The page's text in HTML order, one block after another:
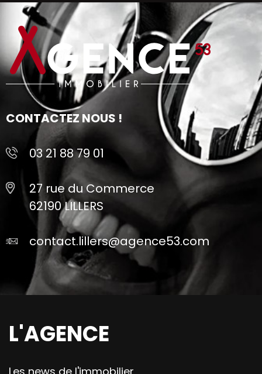
CONTACTEZ NOUS !
03 21 88 79 01
27 rue du Commerce
62190 LILLERS
contact.lillers@agence53.com
L'AGENCE